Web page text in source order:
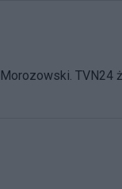
TVN24